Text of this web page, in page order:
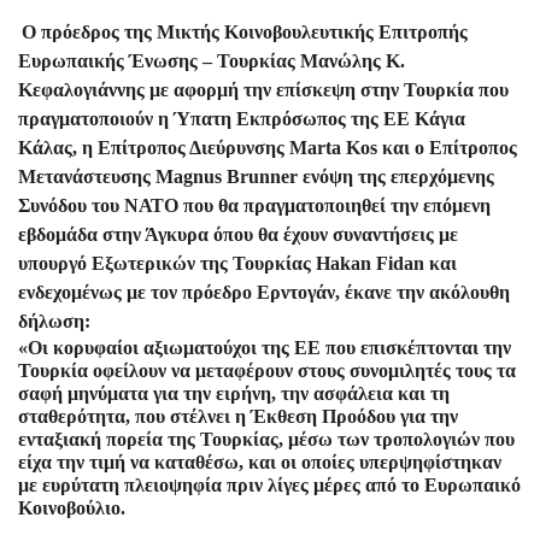
Ο πρόεδρος της Μικτής Κοινοβουλευτικής Επιτροπής
Ευρωπαικής Ένωσης – Τουρκίας Μανώλης Κ.
Κεφαλογιάννης με αφορμή την επίσκεψη στην Τουρκία που
πραγματοποιούν η Ύπατη Εκπρόσωπος της ΕΕ Κάγια
Κάλας, η Επίτροπος Διεύρυνσης Marta Kos και ο Επίτροπος
Μετανάστευσης Magnus Brunner ενόψη της επερχόμενης
Συνόδου του ΝΑΤΟ που θα πραγματοποιηθεί την επόμενη
εβδομάδα στην Άγκυρα όπου θα έχουν συναντήσεις με
υπουργό Εξωτερικών της Τουρκίας Hakan Fidan και
ενδεχομένως με τον πρόεδρο Ερντογάν, έκανε την ακόλουθη
δήλωση:
«Οι κορυφαίοι αξιωματούχοι της ΕΕ που επισκέπτονται την
Τουρκία οφείλουν να μεταφέρουν στους συνομιλητές τους τα
σαφή μηνύματα για την ειρήνη, την ασφάλεια και τη
σταθερότητα, που στέλνει η Έκθεση Προόδου για την
ενταξιακή πορεία της Τουρκίας, μέσω των τροπολογιών που
είχα την τιμή να καταθέσω, και οι οποίες υπερψηφίστηκαν
με ευρύτατη πλειοψηφία πριν λίγες μέρες από το Ευρωπαικό
Κοινοβούλιο.